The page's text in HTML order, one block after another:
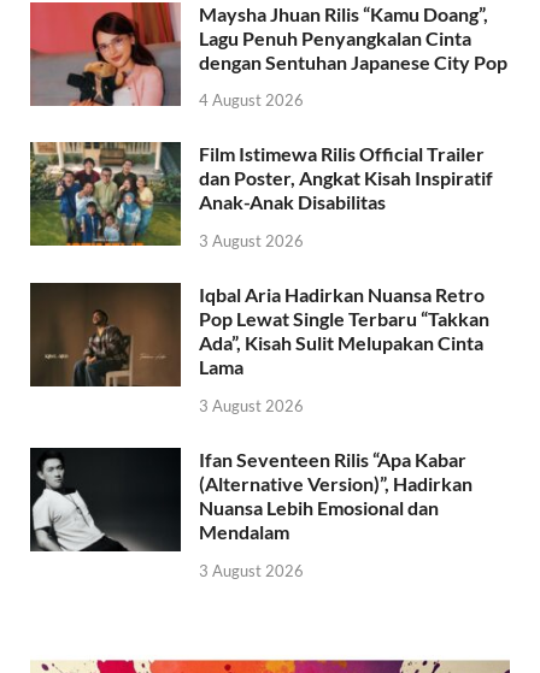
Maysha Jhuan Rilis “Kamu Doang”,
Lagu Penuh Penyangkalan Cinta
dengan Sentuhan Japanese City Pop
4 August 2026
Film Istimewa Rilis Official Trailer
dan Poster, Angkat Kisah Inspiratif
Anak-Anak Disabilitas
3 August 2026
Iqbal Aria Hadirkan Nuansa Retro
Pop Lewat Single Terbaru “Takkan
Ada”, Kisah Sulit Melupakan Cinta
Lama
3 August 2026
Ifan Seventeen Rilis “Apa Kabar
(Alternative Version)”, Hadirkan
Nuansa Lebih Emosional dan
Mendalam
3 August 2026